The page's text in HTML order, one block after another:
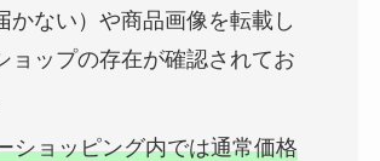
かない）や商品画像を転載し
ョップの存在が確認されてお
ショッピング内では通常価格